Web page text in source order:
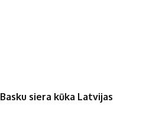
Basku siera kūka Latvijas